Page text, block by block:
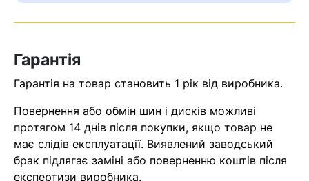
знайдена.
Гарантія
Гарантія на товар становить 1 рік від виробника.
Повернення або обмін шин і дисків можливі
протягом 14 днів після покупки, якщо товар не
має слідів експлуатації. Виявлений заводський
брак підлягає заміні або поверненню коштів після
експертизи виробника.